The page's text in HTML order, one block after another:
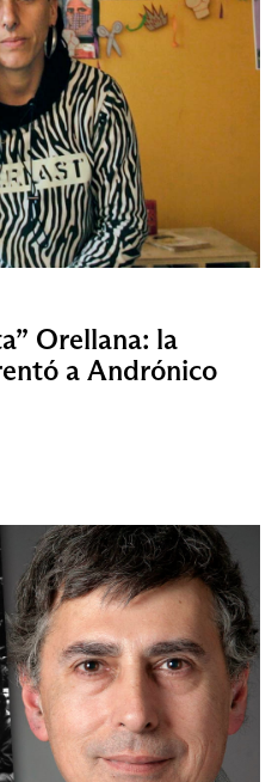
Orellana: la
a Andrónico